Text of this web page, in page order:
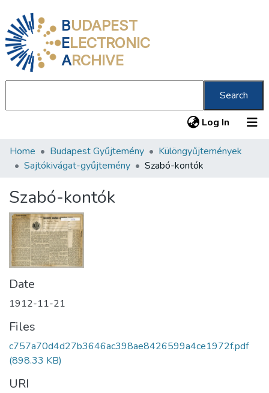
BUDAPEST
ELECTRONIC
ARCHIVE
Search
Log In (current)
Communities & Collections
Statistics
About us
Home Budapest Gyűjtemény
Különgyűjtemények
Sajtókivágat-gyűjtemény
Szabó-kontók
Szabó-kontók
Date
1912-11-21
Files
c757a70d4d27b3646ac398ae8426599a4ce1972f.pdf
(898.33 KB)
URI